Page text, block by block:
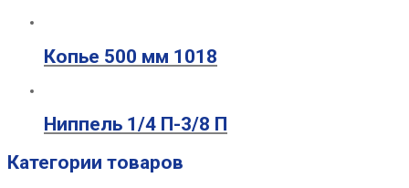
Копье 500 мм 1018
Ниппель 1/4 П-3/8 П
Категории товаров